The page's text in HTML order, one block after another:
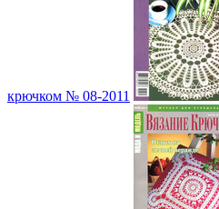
крючком № 08-2011